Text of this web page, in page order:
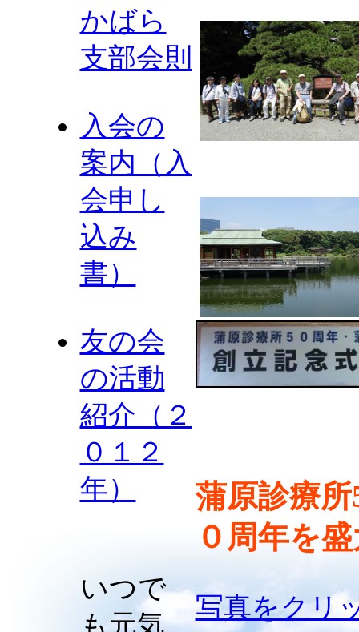
かばら
支部会則
入会の
案内（入
会申し
込み
書）
友の会
の活動
紹介（２
０１２
年）
いつで
も元気
蒲原診療
０周年を
写真をクリ